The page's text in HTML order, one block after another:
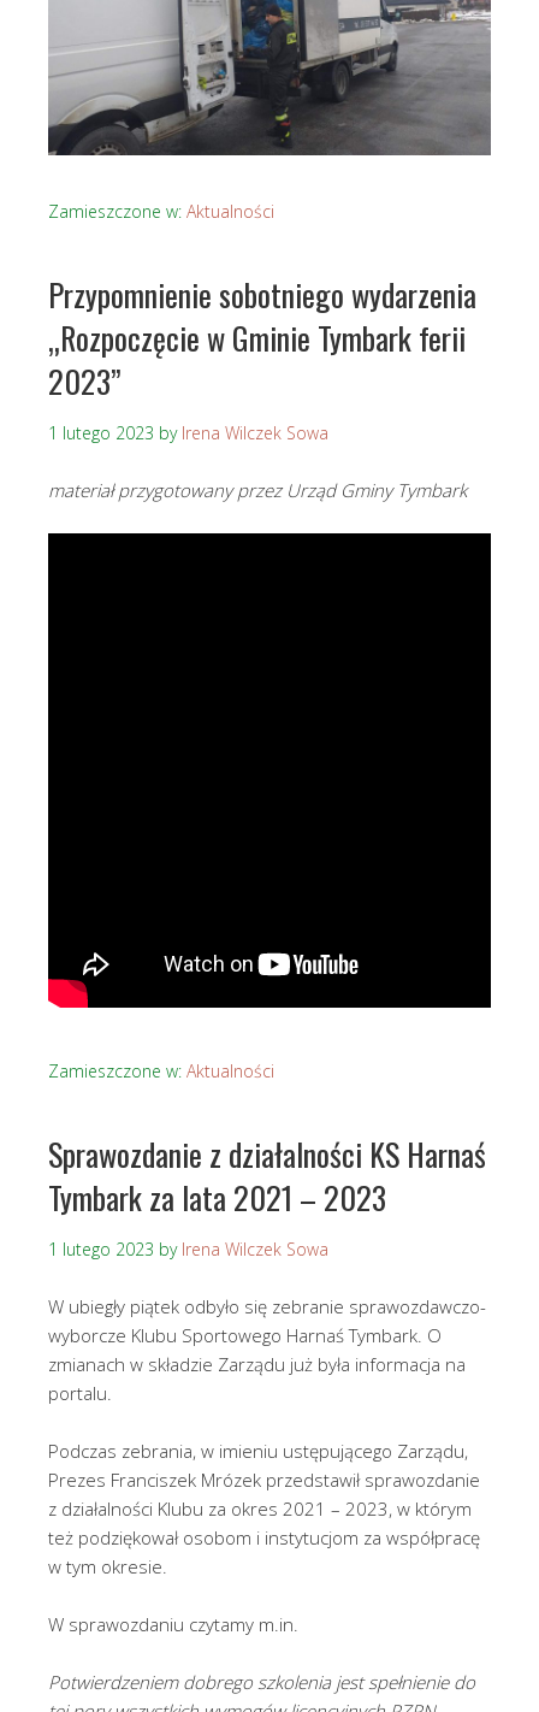
Zamieszczone w: Aktualności
Przypomnienie sobotniego wydarzenia
„Rozpoczęcie w Gminie Tymbark ferii
2023”
1 lutego 2023 by Irena Wilczek Sowa
materiał przygotowany przez Urząd Gminy Tymbark
Zamieszczone w: Aktualności
Sprawozdanie z działalności KS Harnaś
Tymbark za lata 2021 – 2023
1 lutego 2023 by Irena Wilczek Sowa
W ubiegły piątek odbyło się zebranie sprawozdawczo-
wyborcze Klubu Sportowego Harnaś Tymbark. O
zmianach w składzie Zarządu już była informacja na
portalu.
Podczas zebrania, w imieniu ustępującego Zarządu,
Prezes Franciszek Mrózek przedstawił sprawozdanie
z działalności Klubu za okres 2021 – 2023, w którym
też podziękował osobom i instytucjom za współpracę
w tym okresie.
W sprawozdaniu czytamy m.in.
Potwierdzeniem dobrego szkolenia jest spełnienie do